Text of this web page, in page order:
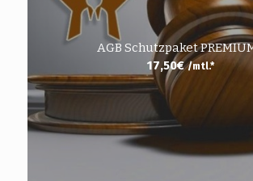
AGB Schutzpaket
17,50€ /mtl.*